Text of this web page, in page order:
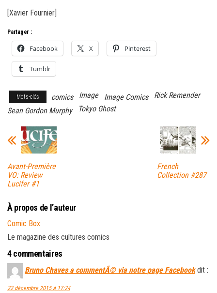
[Xavier Fournier]
Partager :
Facebook X Pinterest
Tumblr
Mots-clés comics Image Image Comics
Rick Remender
Sean Gordon Murphy
Tokyo Ghost
Avant-Première
VO: Review
Lucifer #1
French
Collection #287
À propos de l’auteur
Comic Box
Le magazine des cultures comics
4 commentaires
Bruno Chaves a commentÃ© via notre page Facebook dit :
22 décembre 2015 à 17:24